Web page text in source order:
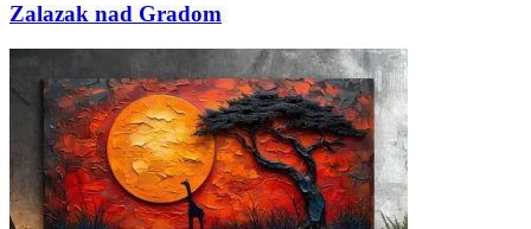
Zalazak nad Gradom